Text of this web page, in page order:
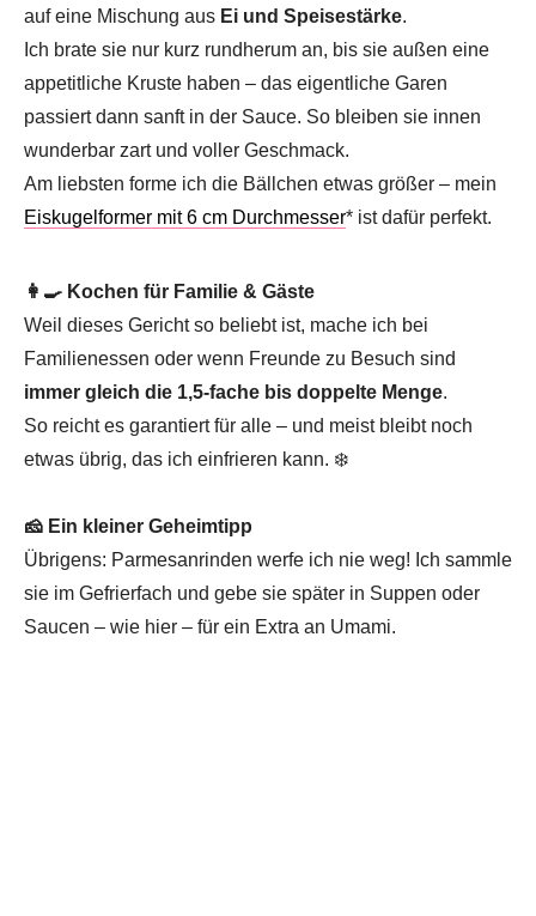
auf eine Mischung aus Ei und Speisestärke.
Ich brate sie nur kurz rundherum an, bis sie außen eine
appetitliche Kruste haben – das eigentliche Garen
passiert dann sanft in der Sauce. So bleiben sie innen
wunderbar zart und voller Geschmack.
Am liebsten forme ich die Bällchen etwas größer – mein
Eiskugelformer mit 6 cm Durchmesser* ist dafür perfekt.
👩‍🍳 Kochen für Familie & Gäste
Weil dieses Gericht so beliebt ist, mache ich bei
Familienessen oder wenn Freunde zu Besuch sind
immer gleich die 1,5-fache bis doppelte Menge.
So reicht es garantiert für alle – und meist bleibt noch
etwas übrig, das ich einfrieren kann. ❄️
🧀 Ein kleiner Geheimtipp
Übrigens: Parmesanrinden werfe ich nie weg! Ich sammle
sie im Gefrierfach und gebe sie später in Suppen oder
Saucen – wie hier – für ein Extra an Umami.